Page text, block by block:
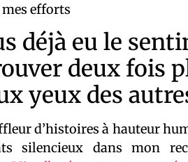
mes efforts
déjà eu le
deux fois
yeux des
d’histoires à hauteur
silencieux dans mon